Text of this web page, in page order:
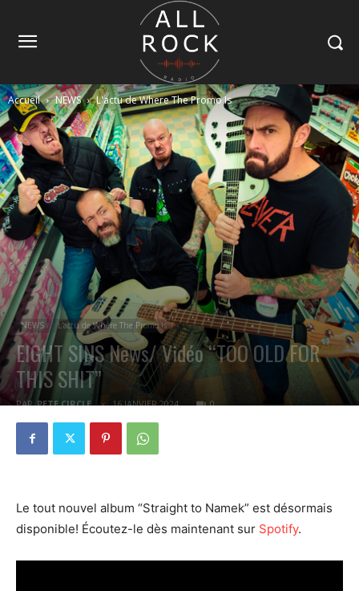
Accueil NEWS L'actu de Where The Promo Is
NEWS L'actu de Where The Promo Is
EIGHT SINS News/ Vidéo “TOO OLD FOR
THIS SHIT”
PAR PETE CIRCLE 16 JANVIER 2024 0
Le tout nouvel album “Straight to Namek” est désormais
disponible! Écoutez-le dès maintenant sur Spotify.